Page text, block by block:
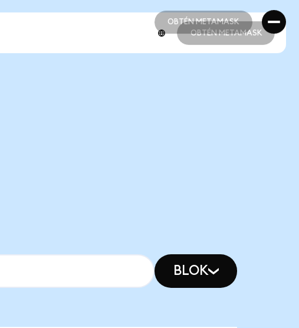
OBTÉN METAMASK
OBTÉN METAMASK
OBTÉN METAMASK
BLOK